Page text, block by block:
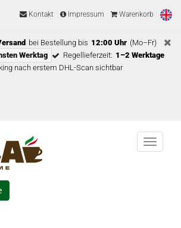
Kontakt Impressum Warenkorb
bei Bestellung bis 12:00 Uhr (Mo–Fr)
Werktag
Regellieferzeit: 1–2 Werktage
nach erstem DHL-Scan sichtbar
Menu